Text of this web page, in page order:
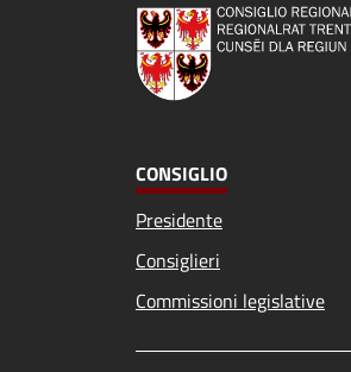
CONSIGLIO
Presidente
Consiglieri
Commissioni legislative